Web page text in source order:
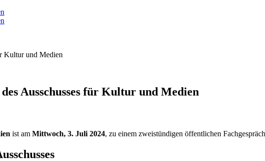
Kultur und Medien
Ausschusses für Kultur und Medien
ist am Mittwoch, 3. Juli 2024, zu einem zweistündigen öffentlichen